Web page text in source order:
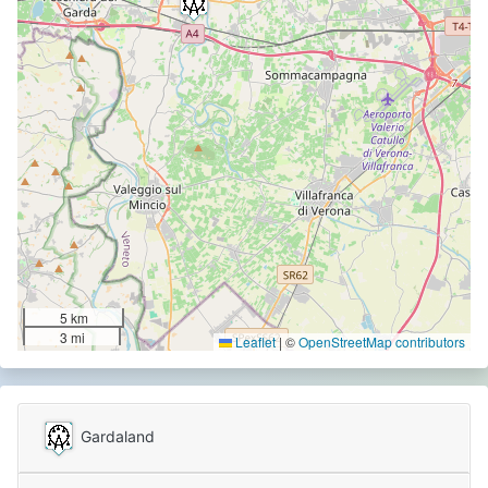
5 km
3 mi
Leaflet| ©OpenStreetMap contributors
Gardaland